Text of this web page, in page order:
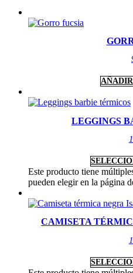
LEGGINGS
Este producto tiene
pueden elegir en la página
CAMISETA